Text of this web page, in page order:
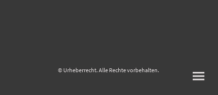
© Urheberrecht. Alle Rechte vorbehalten.